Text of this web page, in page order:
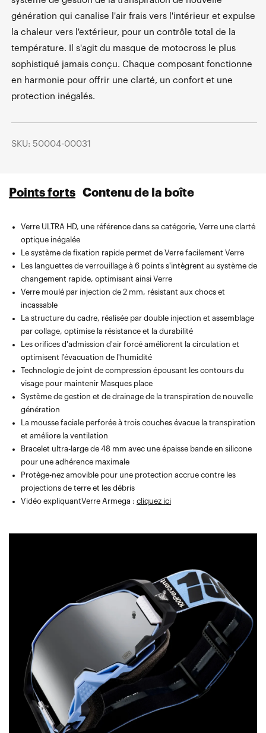
génération qui canalise l'air frais vers l'intérieur et expulse
la chaleur vers l'extérieur, pour un contrôle total de la
température. Il s'agit du masque de motocross le plus
sophistiqué jamais conçu. Chaque composant fonctionne
en harmonie pour offrir une clarté, un confort et une
protection inégalés.
SKU: 50004-00031
Points forts Contenu de la boîte
Verre ULTRA HD, une référence dans sa catégorie, Verre une clarté
optique inégalée
Le système de fixation rapide permet de Verre facilement Verre
Les languettes de verrouillage à 6 points s'intègrent au système de
changement rapide, optimisant ainsi Verre
Verre moulé par injection de 2 mm, résistant aux chocs et
incassable
La structure du cadre, réalisée par double injection et assemblage
par collage, optimise la résistance et la durabilité
Les orifices d'admission d'air forcé améliorent la circulation et
optimisent l'évacuation de l'humidité
Technologie de joint de compression épousant les contours du
visage pour maintenir Masques place
Système de gestion et de drainage de la transpiration de nouvelle
génération
La mousse faciale perforée à trois couches évacue la transpiration
et améliore la ventilation
Bracelet ultra-large de 48 mm avec une épaisse bande en silicone
pour une adhérence maximale
Protège-nez amovible pour une protection accrue contre les
projections de terre et les débris
Vidéo expliquantVerre Armega : cliquez ici